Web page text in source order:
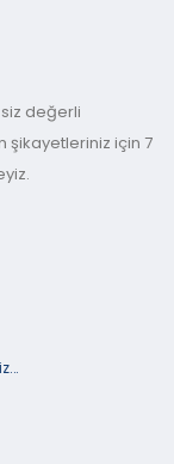
siz değerli
şikayetleriniz için 7